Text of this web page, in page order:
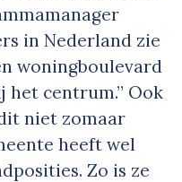
in Nederland zie
woningboulevard
het centrum.” Ook
niet zomaar
heeft wel
Zo is ze